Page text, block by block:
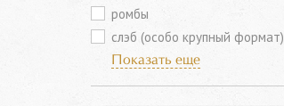
ромбы
слэб (особо крупный формат)
Показать еще